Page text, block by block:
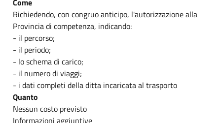
Richiedendo, con congruo anticipo, l'autorizzazione alla
Provincia di competenza, indicando:
- il percorso;
- il periodo;
- lo schema di carico;
- il numero di viaggi;
- i dati completi della ditta incaricata al trasporto
Quanto
Nessun costo previsto
Informazioni aggiuntive